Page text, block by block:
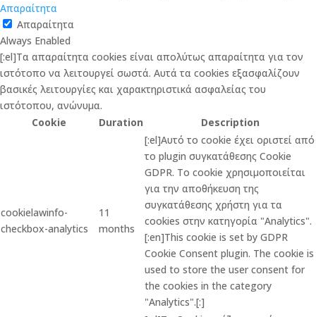
Απαραίτητα
Απαραίτητα
Always Enabled
[:el]Τα απαραίτητα cookies είναι απολύτως απαραίτητα για τον
ιστότοπο να λειτουργεί σωστά. Αυτά τα cookies εξασφαλίζουν
βασικές λειτουργίες και χαρακτηριστικά ασφαλείας του
ιστότοπου, ανώνυμα.
Cookie
Duration Description
cookielawinfo-
checkbox-analytics
11
months
[:el]Αυτό το cookie έχει οριστεί από
το plugin συγκατάθεσης Cookie
GDPR. Το cookie χρησιμοποιείται
για την αποθήκευση της
συγκατάθεσης χρήστη για τα
cookies στην κατηγορία "Analytics".
[:en]This cookie is set by GDPR
Cookie Consent plugin. The cookie is
used to store the user consent for
the cookies in the category
"Analytics".[:]